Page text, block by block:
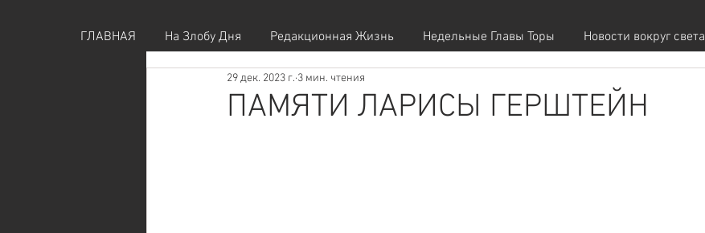
ГЛАВНАЯ На Злобу Дня Редакционная Жизнь Недельные Главы Торы Новости вокруг света
ПАМЯТИ ЛАРИСЫ ГЕРШТЕЙН
29 дек. 2023 г. 3 мин. чтения